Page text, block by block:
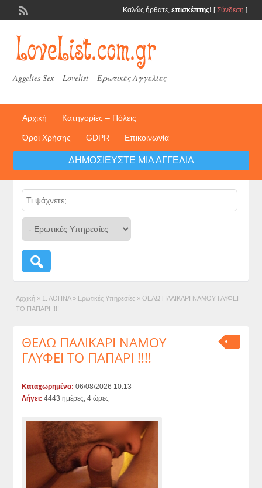
Καλώς ήρθατε, επισκέπτης! [Σύνδεση ]
Aggelies Sex – Lovelist – Ερωτικές Αγγελίες
Αρχική Κατηγορίες – Πόλεις
Όροι Χρήσης GDPR Επικοινωνία
ΔΗΜΟΣΙΕΎΣΤΕ ΜΙΑ ΑΓΓΕΛΊΑ
Αρχική » 1. ΑΘΗΝΑ » Ερωτικές Υπηρεσίες » ΘΕΛΩ ΠΑΛΙΚΑΡΙ ΝΑΜΟΥ ΓΛΥΦΕΙ
ΤΟ ΠΑΠΑΡΙ !!!!
ΘΕΛΩ ΠΑΛΙΚΑΡΙ ΝΑΜΟΥ
ΓΛΥΦΕΙ ΤΟ ΠΑΠΑΡΙ !!!!
Καταχωρημένα: 06/08/2026 10:13
Λήγει: 4443 ημέρες, 4 ώρες